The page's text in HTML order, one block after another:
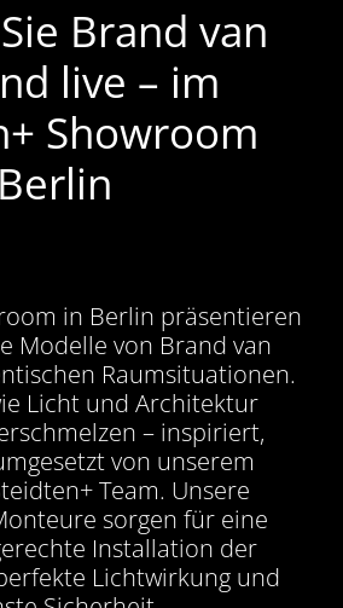
Brand van
live – im
Showroom
Berlin
in Berlin präsentieren
Modelle von Brand van
Raumsituationen.
Licht und Architektur
– inspiriert,
von unserem
Team. Unsere
sorgen für eine
Installation der
Lichtwirkung und